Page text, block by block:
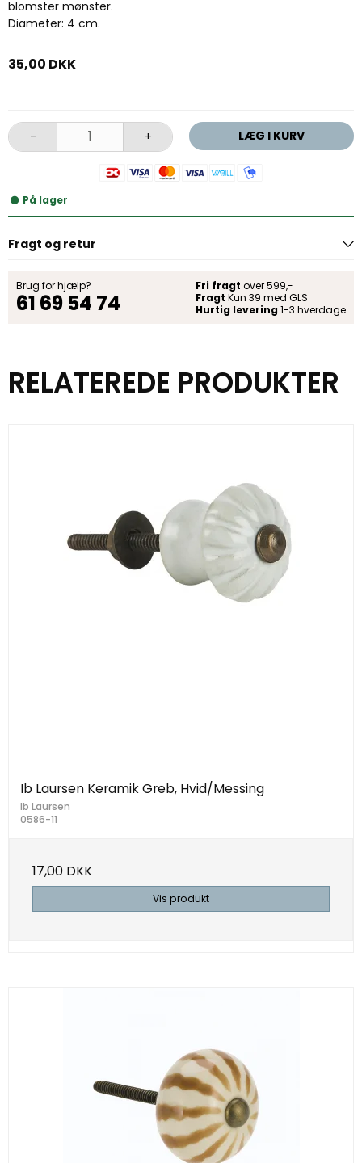
blomster mønster.
Diameter: 4 cm.
35,00 DKK
- + LÆG I KURV
På lager
Fragt og retur
Brug for hjælp?
61 69 54 74
Fri fragt over 599,-
Fragt Kun 39 med GLS
Hurtig levering 1-3 hverdage
RELATEREDE PRODUKTER
Ib Laursen Keramik Greb, Hvid/Messing
Ib Laursen
0586-11
17,00 DKK
Vis produkt